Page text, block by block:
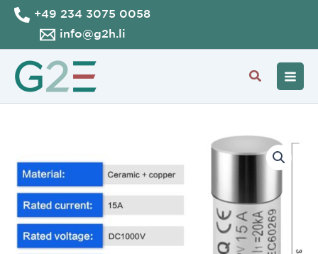
Zum
Inhalt
springen
+49 234 3075 0058
info@g2h.li
Suche